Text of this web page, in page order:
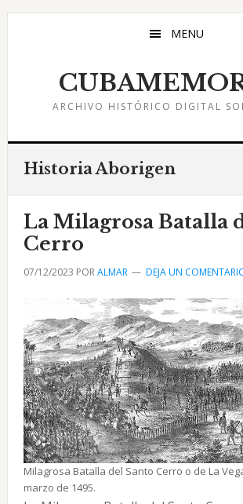
Saltar
Saltar
Saltar
MENU
ARCHIVO HISTÓRICO DIGITAL
Historia Aborigen
La Milagrosa Batalla
Cerro
07/12/2023 PORALMAR DEJA UN
Milagrosa Batalla del Santo Cerro o de La
marzo de 1495.